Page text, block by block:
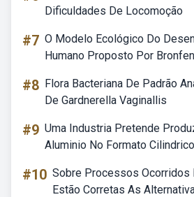
Dificuldades De Locomoção
#7 O Modelo Ecológico Do
Humano Proposto Por
#8 Flora Bacteriana De Padrão
De Gardnerella Vaginallis
#9 Uma Industria Pretende
Aluminio No Formato Cilindrico
#10 Sobre Processos Ocorridos
Estão Corretas As